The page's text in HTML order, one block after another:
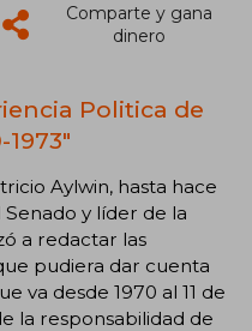
Comparte y gana
dinero
Politica de
Aylwin, hasta hace
y líder de la
a redactar las
pudiera dar cuenta
va desde 1970 al 11 de
la responsabilidad de